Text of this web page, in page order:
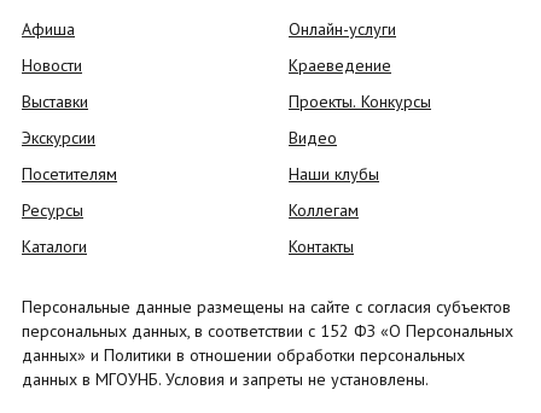
Афиша
Новости
Выставки
Экскурсии
Посетителям
Ресурсы
Каталоги
Онлайн-услуги
Краеведение
Проекты. Конкурсы
Видео
Наши клубы
Коллегам
Контакты
Персональные данные размещены на сайте с согласия субъектов
персональных данных, в соответствии с 152 ФЗ «О Персональных
данных» и Политики в отношении обработки персональных
данных в МГОУНБ. Условия и запреты не установлены.